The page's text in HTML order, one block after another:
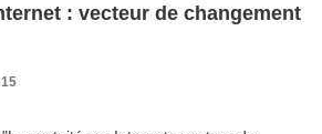
: vecteur de changement